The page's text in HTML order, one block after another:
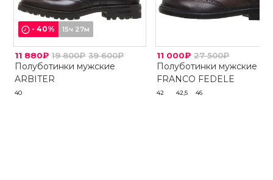
-40% 15ч 27м
11 880₽ 19 800₽ 39 600₽
Полуботинки мужские
ARBITER
40
11 000₽ 27 500₽
Полуботинки мужские
FRANCO FEDELE
42 42,5 46